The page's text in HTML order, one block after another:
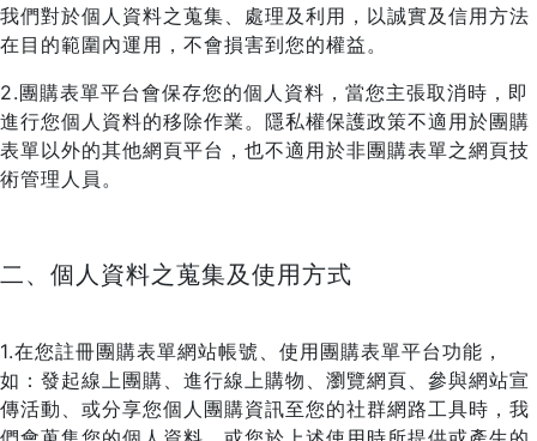
我們對於個人資料之蒐集、處理及利用，以誠實及信用方法
在目的範圍內運用，不會損害到您的權益。
2.團購表單平台會保存您的個人資料，當您主張取消時，即
進行您個人資料的移除作業。隱私權保護政策不適用於團購
表單以外的其他網頁平台，也不適用於非團購表單之網頁技
術管理人員。
二、個人資料之蒐集及使用方式
1.在您註冊團購表單網站帳號、使用團購表單平台功能，
如：發起線上團購、進行線上購物、瀏覽網頁、參與網站宣
傳活動、或分享您個人團購資訊至您的社群網路工具時，我